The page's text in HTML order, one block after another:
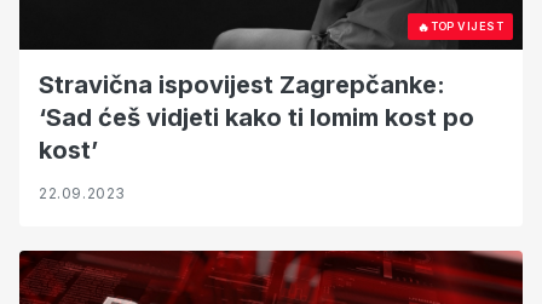
🔥TOP VIJEST
Stravična ispovijest Zagrepčanke:
‘Sad ćeš vidjeti kako ti lomim kost po
kost’
22.09.2023